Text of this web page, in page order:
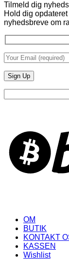
Tilmeld dig
Hold dig
nyhedsbreve om
OM
BUTIK
KONTAKT
KASSEN
Wishlist